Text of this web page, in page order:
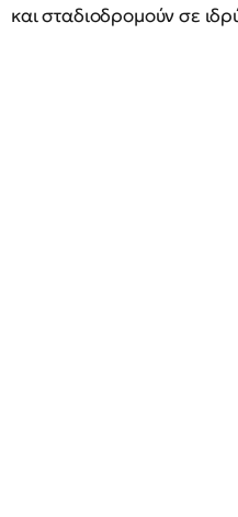
και σταδιοδρομούν σε